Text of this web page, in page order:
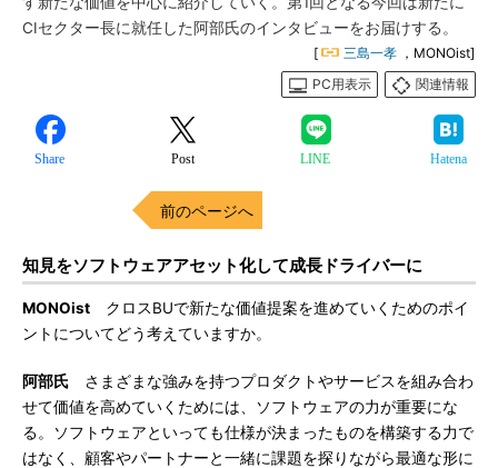
CIセクター長に就任した阿部氏のインタビューをお届けする。
[ 三島一孝 ，MONOist]
PC用表示
関連情報
Share Post LINE Hatena
前のページへ
知見をソフトウェアアセット化して成長ドライバーに
MONOist クロスBUで新たな価値提案を進めていくためのポイ
ントについてどう考えていますか。
阿部氏 さまざまな強みを持つプロダクトやサービスを組み合わ
せて価値を高めていくためには、ソフトウェアの力が重要にな
る。ソフトウェアといっても仕様が決まったものを構築する力で
はなく、顧客やパートナーと一緒に課題を探りながら最適な形に